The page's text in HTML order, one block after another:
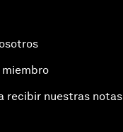
miembro
recibir nuestras notas